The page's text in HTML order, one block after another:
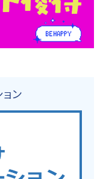
ン